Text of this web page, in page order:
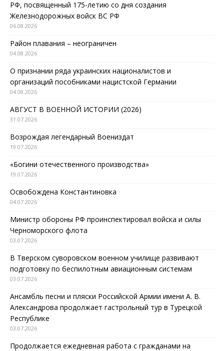
РФ, посвященный 175-летию со дня создания
Железнодорожных войск ВС РФ
06.08.2026
Район плавания – неограничен
04.08.2026
О признании ряда украинских националистов и
организаций пособниками нацистской Германии
04.08.2026
АВГУСТ В ВОЕННОЙ ИСТОРИИ (2026)
31.07.2026
Возрождая легендарный Воениздат
19.07.2026
«Богини отечественного производства»
19.07.2026
Освобождена Константиновка
04.07.2026
Министр обороны РФ проинспектировал войска и силы
Черноморского флота
03.07.2026
В Тверском суворовском военном училище развивают
подготовку по беспилотным авиационным системам
03.07.2026
Ансамбль песни и пляски Российской Армии имени А. В.
Александрова продолжает гастрольный тур в Турецкой
Республике
03.07.2026
Продолжается ежедневная работа с гражданами на